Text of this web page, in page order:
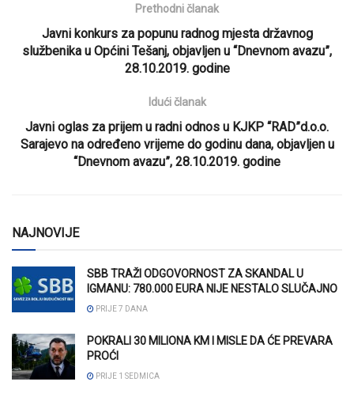
Prethodni članak
Javni konkurs za popunu radnog mjesta državnog
službenika u Općini Tešanj, objavljen u “Dnevnom avazu”,
28.10.2019. godine
Idući članak
Javni oglas za prijem u radni odnos u KJKP “RAD”d.o.o.
Sarajevo na određeno vrijeme do godinu dana, objavljen u
“Dnevnom avazu”, 28.10.2019. godine
NAJNOVIJE
SBB TRAŽI ODGOVORNOST ZA SKANDAL U
IGMANU: 780.000 EURA NIJE NESTALO SLUČAJNO
PRIJE 7 DANA
POKRALI 30 MILIONA KM I MISLE DA ĆE PREVARA
PROĆI
PRIJE 1 SEDMICA